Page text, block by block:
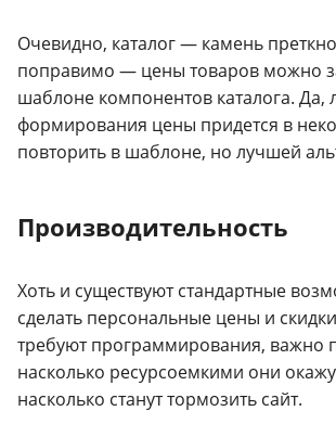
Очевидно, каталог — камень
поправимо — цены товаров можно
шаблоне компонентов каталога. Да,
формирования цены придется в
повторить в шаблоне, но лучшей
Производительность
Хоть и существуют стандартные
сделать персональные цены и
требуют программирования, важно
насколько ресурсоемкими они
насколько станут тормозить сайт.